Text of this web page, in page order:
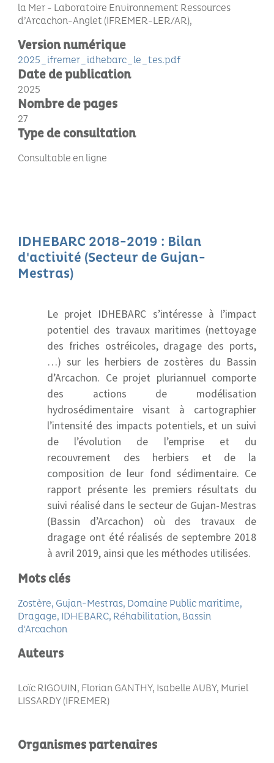
la Mer - Laboratoire Environnement Ressources
d’Arcachon-Anglet (IFREMER-LER/AR)
Version numérique
2025_ifremer_idhebarc_le_tes.pdf
Date de publication
2025
Nombre de pages
27
Type de consultation
Consultable en ligne
IDHEBARC 2018-2019 : Bilan
d'activité (Secteur de Gujan-
Mestras)
Le projet IDHEBARC s’intéresse à l’impact
potentiel des travaux maritimes (nettoyage
des friches ostréicoles, dragage des ports,
…) sur les herbiers de zostères du Bassin
d’Arcachon. Ce projet pluriannuel comporte
des actions de modélisation
hydrosédimentaire visant à cartographier
l’intensité des impacts potentiels, et un suivi
de l’évolution de l’emprise et du
recouvrement des herbiers et de la
composition de leur fond sédimentaire. Ce
rapport présente les premiers résultats du
suivi réalisé dans le secteur de Gujan-Mestras
(Bassin d’Arcachon) où des travaux de
dragage ont été réalisés de septembre 2018
à avril 2019, ainsi que les méthodes utilisées.
Mots clés
Zostère Gujan-Mestras Domaine Public maritime
Dragage IDHEBARC Réhabilitation Bassin
d'Arcachon
Auteurs
Loïc RIGOUIN, Florian GANTHY, Isabelle AUBY, Muriel
LISSARDY (IFREMER)
Organismes partenaires